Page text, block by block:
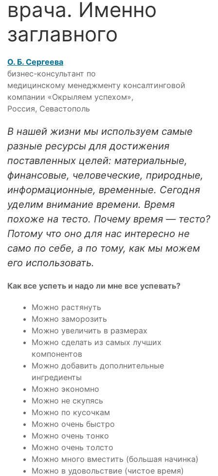
врача. Именно
заглавного
О. Б. Сергеева
бизнес-консультант по
медицинскому менеджменту консалтинговой
компании «Окрыляем успехом»,
Россия, Севастополь
В нашей жизни мы используем самые
разные ресурсы для достижения
поставленных целей: материальные,
финансовые, человеческие, природные,
информационные, временные. Сегодня
уделим внимание времени. Время
похоже на тесто. Почему время — тесто?
Потому что оно для нас инте­ресно не
само по себе, а по тому, как мы можем
его использовать.
Как все успеть и надо ли мне все успевать?
Можно растянуть
Можно заморозить
Можно увеличить в размерах
Можно сделать из самых лучших
компонентов
Можно добавить дополнительные
ингредиенты
Можно экономно
Можно не скупясь
Можно по кусочкам
Можно очень быстро
Можно очень тонко
Можно очень толсто
Можно много вместить (большая начинка)
Можно в удовольствие (чистое время)